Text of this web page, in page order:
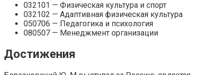
032101 — Физическая культура и спорт
032102 — Адаптивная физическая культура
050706 — Педагогика и психология
080507 — Менеджмент организации
Достижения